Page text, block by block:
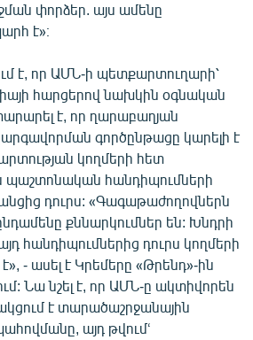
փորձեր. այս ամենը
է»։
է, որ ԱՄՆ-ի պետքարտուղարի՝
հարցերով նախկին օգնական
է, որ ղարաբաղյան
գործընթացը կարելի է
կողմերի հետ
պաշտոնական հանդիպումների
դուրս: «Գագաթաժողովներն
քննարկումներ են: Խնդրի
հանդիպումներից դուրս կողմերի
- ասել է Կրեմերը «Թրենդ»-ին
Նա նշել է, որ ԱՄՆ-ը ակտիվորեն
է տարածաշրջանային
այդ թվումՙ